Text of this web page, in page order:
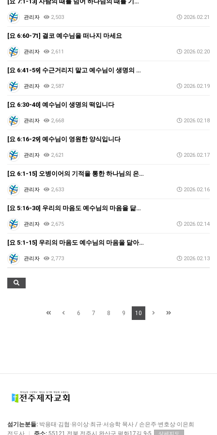
관리자 2,503 2026.02.21
[요 6:60-71] 결코 예수님을 떠나지 마세요
관리자 2,611 2026.02.20
[요 6:41-59] 수근거리지 말고 예수님이 생명의 …
관리자 2,587 2026.02.19
[요 6:30-40] 예수님이 생명의 떡입니다
관리자 2,668 2026.02.18
[요 6:16-29] 예수님이 영원한 양식입니다
관리자 2,621 2026.02.17
[요 6:1-15] 오병이어의 기적을 통한 하나님의 은…
관리자 2,633 2026.02.16
[요 5:16-30] 우리의 마음도 예수님의 마음을 닮…
관리자 2,675 2026.02.14
[요 5:1-15] 우리의 마음도 예수님의 마음을 닮아…
관리자 2,773 2026.02.13
6 7 8 9 10
섬기는분들: 박용태·김협·유이상·최규·서승학 목사 / 손은주·변호상·이은희